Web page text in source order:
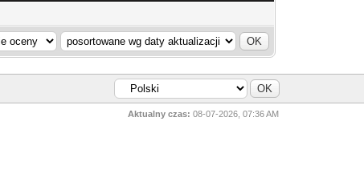
Aktualny czas: 08-07-2026, 07:36 AM